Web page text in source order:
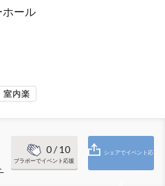
ホール
室内楽
0/ 10
ブラボーでイベント応援
シェアでイベント応